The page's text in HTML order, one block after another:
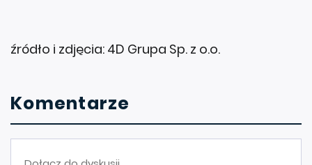
źródło i zdjęcia: 4D Grupa Sp. z o.o.
Komentarze